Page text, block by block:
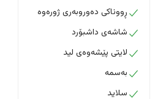
ڕووناکی دەوروبەری ژورەوە
شاشەی داشبۆرد
لایتی پێشەوەی لید
بەسمە
سلاید